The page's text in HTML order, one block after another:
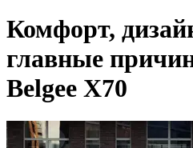
Комфорт,
главные
Belgee X70